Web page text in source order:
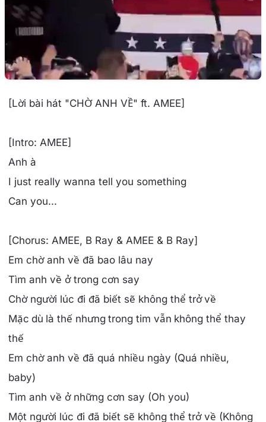
[Lời bài hát "CHỜ ANH VỀ" ft. AMEE]
[Intro: AMEE]
Anh à
I just really wanna tell you something
Can you...
[Chorus: AMEE, B Ray & AMEE & B Ray]
Em chờ anh về đã bao lâu nay
Tìm anh về ở trong cơn say
Chờ người lúc đi đã biết sẽ không thể trở về
Mặc dù là thế nhưng trong tim vẫn không thể thay
thế
Em chờ anh về đã quá nhiều ngày (Quá nhiều,
baby)
Tìm anh về ở những cơn say (Oh you)
Một người lúc đi đã biết sẽ không thể trở về (Không